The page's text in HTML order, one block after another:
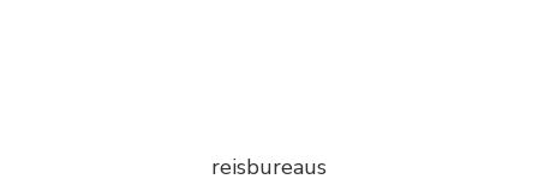
reisbureaus